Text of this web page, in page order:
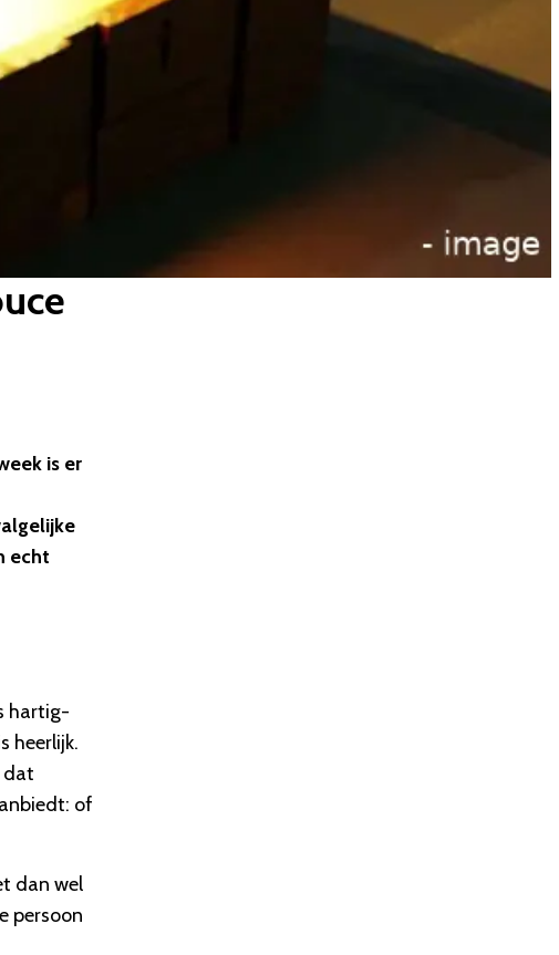
is er
echt
hartig-
heerlijk.
dat
of
dan wel
persoon